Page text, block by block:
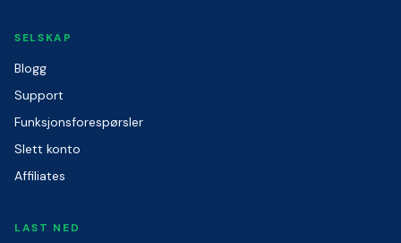
SELSKAP
Blogg
Support
Funksjonsforespørsler
Slett konto
Affiliates
LAST NED